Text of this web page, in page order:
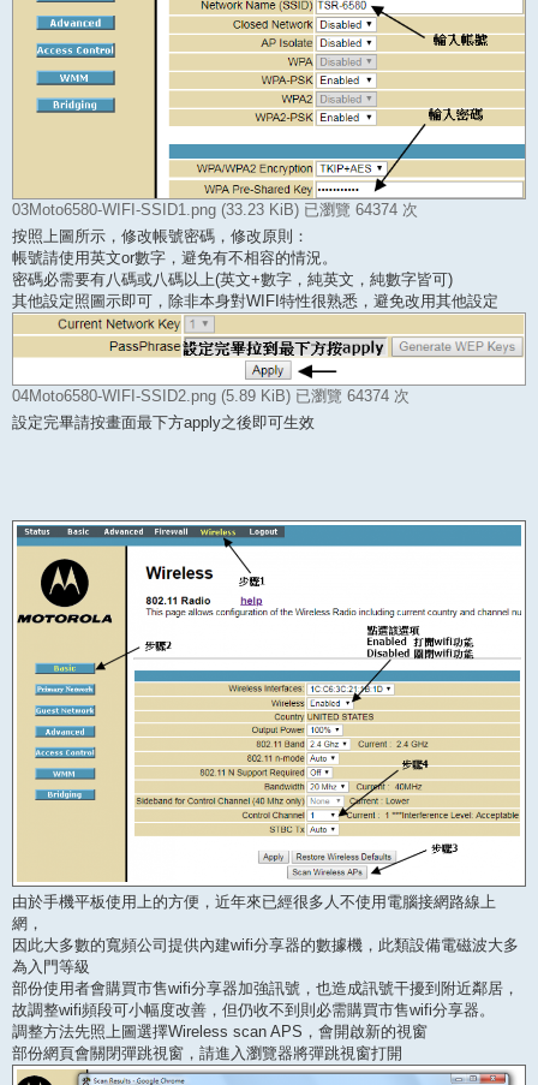
03Moto6580-WIFI-SSID1.png (33.23 KiB) 已瀏覽 64374 次
按照上圖所示，修改帳號密碼，修改原則：
帳號請使用英文or數字，避免有不相容的情況。
密碼必需要有八碼或八碼以上(英文+數字，純英文，純數字皆可)
其他設定照圖示即可，除非本身對WIFI特性很熟悉，避免改用其他設定
04Moto6580-WIFI-SSID2.png (5.89 KiB) 已瀏覽 64374 次
設定完畢請按畫面最下方apply之後即可生效
由於手機平板使用上的方便，近年來已經很多人不使用電腦接網路線上
網，
因此大多數的寬頻公司提供內建wifi分享器的數據機，此類設備電磁波大多
為入門等級
部份使用者會購買市售wifi分享器加強訊號，也造成訊號干擾到附近鄰居，
故調整wifi頻段可小幅度改善，但仍收不到則必需購買市售wifi分享器。
調整方法先照上圖選擇Wireless scan APS，會開啟新的視窗
部份網頁會關閉彈跳視窗，請進入瀏覽器將彈跳視窗打開